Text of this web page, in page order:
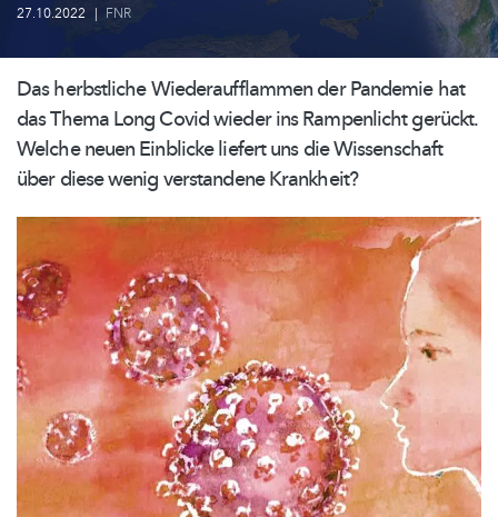
27.10.2022 | FNR
Das herbstlicheWiederaufflammen der Pandemie hat
das Thema Long Covid wieder ins Rampenlicht gerückt.
Welche neuen Einblicke liefert uns die Wissenschaft
über diese wenig verstandene Krankheit?